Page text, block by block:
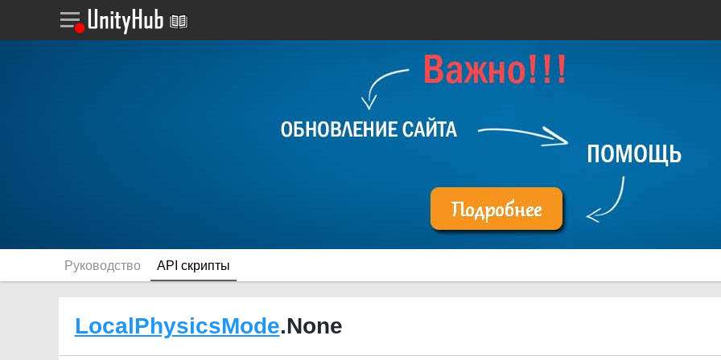
Руководство API скрипты
LocalPhysicsMode.None